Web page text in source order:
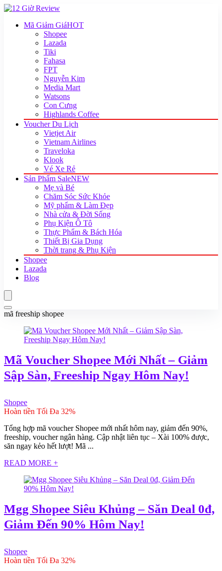
Mã Giảm GiáHOT
Shopee
Lazada
Tiki
Fahasa
FPT
Nguyễn Kim
Media Mart
Watsons
Con Cưng
Highlands Coffee
Voucher Du Lịch
Vietjet Air
Vietnam Airlines
Traveloka
Klook
Vé Xe Rẻ
Sản Phẩm SaleNEW
Mẹ và Bé
Chăm Sóc Sức Khỏe
Mỹ phẩm & Làm Đẹp
Nhà cửa & Đời Sống
Phụ Kiện Ô Tô
Thực Phẩm & Bách Hóa
Thiết Bị Gia Dụng
Thời trang & Phụ Kiện
Shopee
Lazada
Blog
mã freeship shopee
Mã Voucher Shopee Mới Nhất – Giảm
Sập Sàn, Freeship Ngay Hôm Nay!
Shopee
Hoàn tiền Tối Đa 32%
Tổng hợp mã voucher Shopee mới nhất hôm nay, giảm đến 90%,
freeship, voucher ngân hàng. Cập nhật liên tục – Xài 100% được,
săn ngay kẻo hết lượt! Mã ...
READ MORE +
Mgg Shopee Siêu Khủng – Săn Deal 0đ,
Giảm Đến 90% Hôm Nay!
Shopee
Hoàn tiền Tối Đa 32%